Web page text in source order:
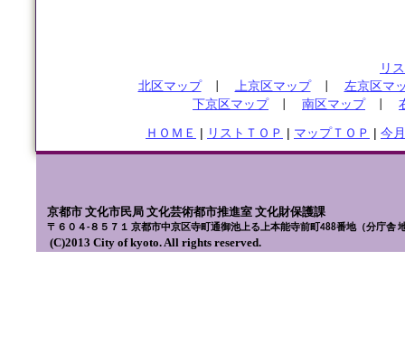
リ
北区マップ
上京区マップ
左京区マ
下京区マップ
南区マップ
ＨＯＭＥ | リストＴＯＰ | マップＴＯＰ | 今
京都市 文化市民局 文化芸術都市推進室 文化財保護課
〒６０４-８５７１ 京都市中京区寺町通御池上る上本能寺前町488番地（分庁舎
(C)2013 City of kyoto. All rights reserved.